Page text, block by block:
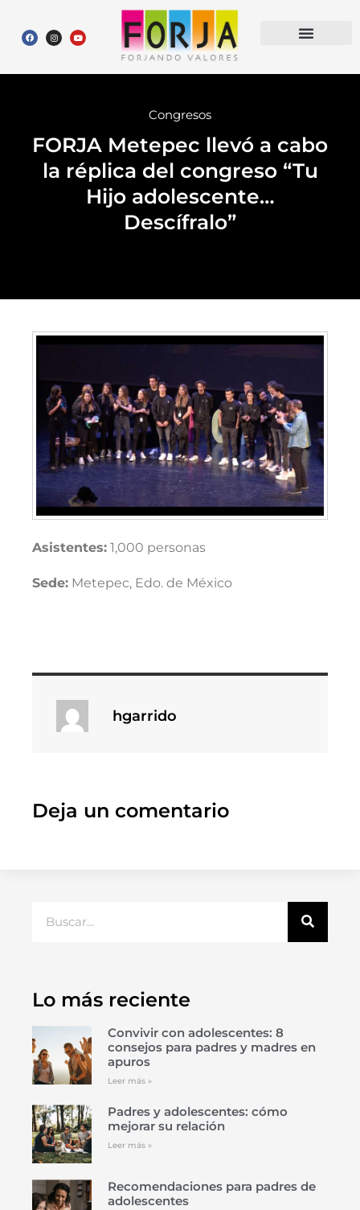
Congresos
FORJA Metepec llevó a cabo
la réplica del congreso “Tu
Hijo adolescente…
Descífralo”
Asistentes: 1,000 personas
Sede: Metepec, Edo. de México
hgarrido
Deja un comentario
Lo más reciente
Convivir con adolescentes: 8
consejos para padres y madres en
apuros
Leer más »
Padres y adolescentes: cómo
mejorar su relación
Leer más »
Recomendaciones para padres de
adolescentes